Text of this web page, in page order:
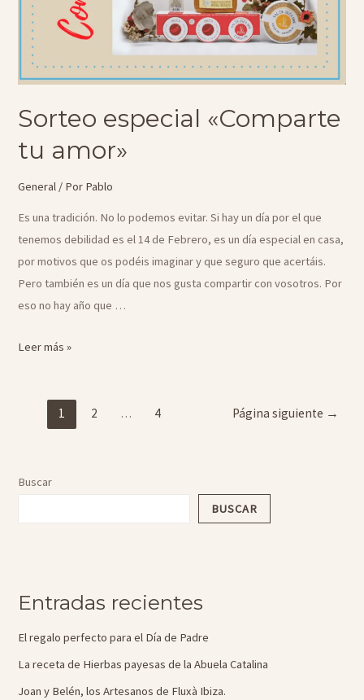
Sorteo especial «Comparte
tu amor»
General / Por Pablo
Es una tradición. No lo podemos evitar. Si hay un día por el que
tenemos debilidad es el 14 de Febrero, es un día especial en casa,
por motivos que os podéis imaginar y que seguro que acertáis.
Pero también es un día que nos gusta compartir con vosotros. Por
eso no hay año que …
Sorteo
amor»
Leer más »
1 2 … 4 Página siguiente →
Buscar
BUSCAR
Entradas recientes
El regalo perfecto para el Día de Padre
La receta de Hierbas payesas de la Abuela Catalina
Joan y Belén, los Artesanos de Fluxà Ibiza.